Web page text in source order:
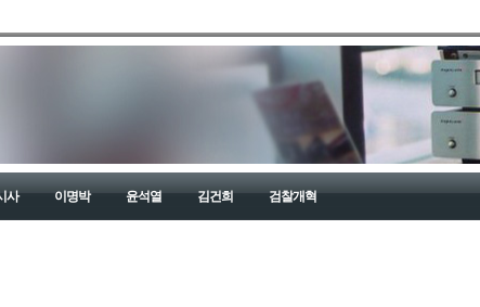
사 이명박 윤석열 김건희 검찰개혁